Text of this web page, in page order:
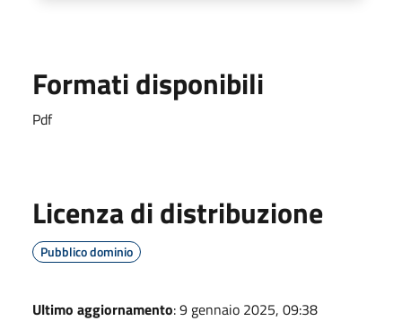
Formati disponibili
Pdf
Licenza di distribuzione
Pubblico dominio
Ultimo aggiornamento: 9 gennaio 2025, 09:38